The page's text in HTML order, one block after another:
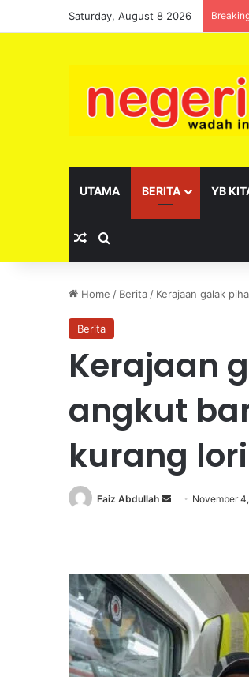
Saturday, August 8 2026
UTAMA BERITA YB
Random Article
Home / Berita / Kerajaan galak
Berita
Kerajaan
angkut
kurang
Faiz Abdullah
a
n
e
m
a
November